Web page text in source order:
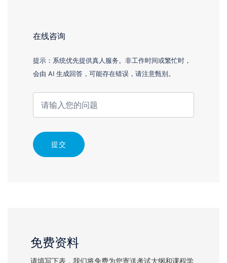
在线咨询
提示：系统优先提供真人服务。非工作时间或繁忙时，
会由 AI 生成回答，可能存在错误，请注意甄别。
提交
免费资料
请填写下表，我们将免费为您寄送考试大纲和课程学